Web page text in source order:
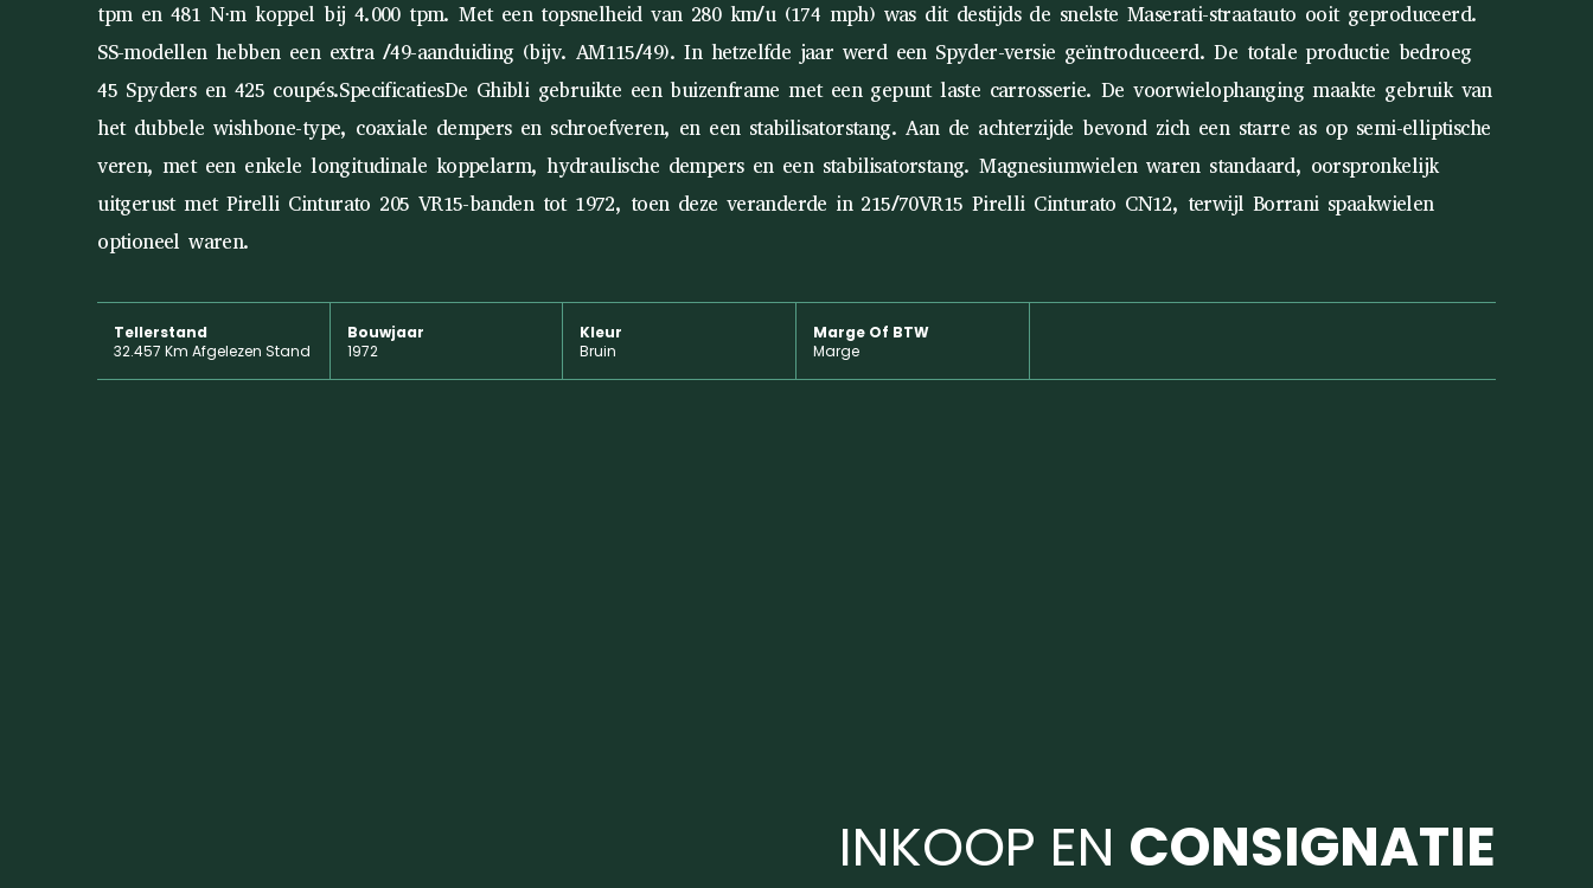
tpm en 481 N⋅m koppel bij 4.000 tpm. Met een topsnelheid van 280 km/u (174 mph) was dit destijds de snelste Maserati-straatauto ooit geproduceerd.
SS-modellen hebben een extra /49-aanduiding (bijv. AM115/49). In hetzelfde jaar werd een Spyder-versie geïntroduceerd. De totale productie bedroeg
45 Spyders en 425 coupés.SpecificatiesDe Ghibli gebruikte een buizenframe met een gepunt laste carrosserie. De voorwielophanging maakte gebruik van
het dubbele wishbone-type, coaxiale dempers en schroefveren, en een stabilisatorstang. Aan de achterzijde bevond zich een starre as op semi-elliptische
veren, met een enkele longitudinale koppelarm, hydraulische dempers en een stabilisatorstang. Magnesiumwielen waren standaard, oorspronkelijk
uitgerust met Pirelli Cinturato 205 VR15-banden tot 1972, toen deze veranderde in 215/70VR15 Pirelli Cinturato CN12, terwijl Borrani spaakwielen
optioneel waren.
Tellerstand
32.457 Km Afgelezen Stand
Bouwjaar
1972
Kleur
Bruin
Marge Of BTW
Marge
INKOOP EN CONSIGNATIE